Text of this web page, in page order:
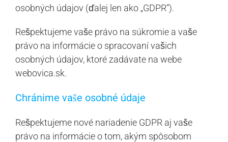
osobných údajov (ďalej len ako „GDPR“).
Rešpektujeme vaše právo na súkromie a vaše
právo na informácie o spracovaní vašich
osobných údajov, ktoré zadávate na webe
webovica.sk.
Chránime vaše osobné údaje
Rešpektujeme nové nariadenie GDPR aj vaše
právo na informácie o tom, akým spôsobom